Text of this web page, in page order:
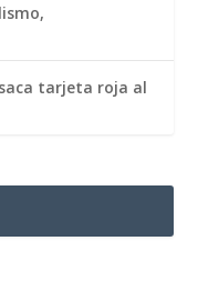
tarjeta roja al